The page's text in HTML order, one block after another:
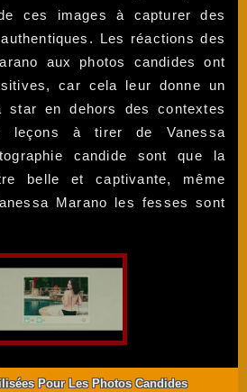
ces images à capturer des
Les réactions des
aux photos candides ont
car cela leur donne un
star en dehors des contextes
leçons à tirer de Vanessa
candide sont que la
belle et captivante, même
Marano les fesses sont
Pour Les Photos Candides